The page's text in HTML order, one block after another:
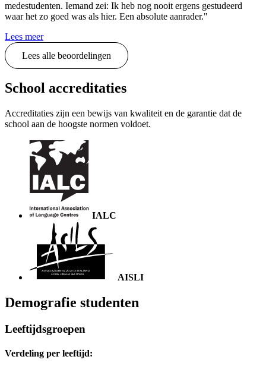
medestudenten. Iemand zei: Ik heb nog nooit ergens gestudeerd
waar het zo goed was als hier. Een absolute aanrader."
Lees meer
Lees alle beoordelingen
School accreditaties
Accreditaties zijn een bewijs van kwaliteit en de garantie dat de
school aan de hoogste normen voldoet.
IALC
AISLI
Demografie studenten
Leeftijdsgroepen
Verdeling per leeftijd: